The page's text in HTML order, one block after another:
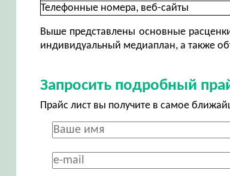
Телефонные номера, веб-сайты
Выше представлены основные
индивидуальный медиаплан, а также
Запросить подробный
Прайс лист вы получите в самое